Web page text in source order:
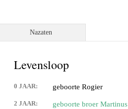
Nazaten
Levensloop
0 JAAR: geboorte Rogier
2 JAAR: geboorte broer Martinus